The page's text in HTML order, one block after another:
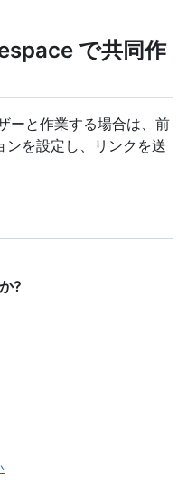
で共同作
ーと作業する場合は、前
を設定し、リンクを送
?